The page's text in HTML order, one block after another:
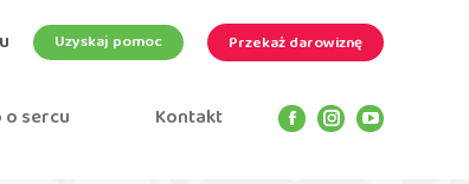
Uzyskaj pomoc Przekaż darowiznę
o sercu Kontakt
Facebook
InstagramYouTube